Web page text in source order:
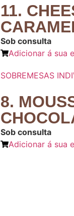
11.
Sob consulta
Adicionar á sua
SOBREMESAS
8.
Sob consulta
Adicionar á sua